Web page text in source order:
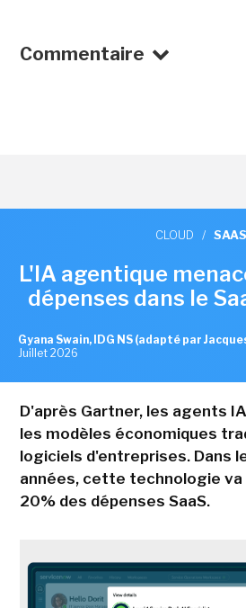
Commentaire
CLOUD / SAAS
L'IA agentique
dépenses dans le
Gyana Swain, IDG NS (adapté par
Juillet 2026
D'après Gartner, les agents
les modèles économiques
logiciels d'entreprises. Dans
années, cette technologie va
20% des dépenses SaaS.